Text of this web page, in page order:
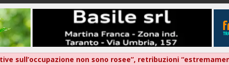
sull’occupazione non sono rosee”, retribuzioni